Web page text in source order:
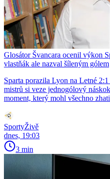
Glosátor Švancara ocenil výkon
vlastňák ale nazval šíleným gólem
Sparta porazila Lyon na Letné
mistrů si veze jednogólový
moment, který mohl všechno
SportyŽivě
dnes, 19:03
3 min